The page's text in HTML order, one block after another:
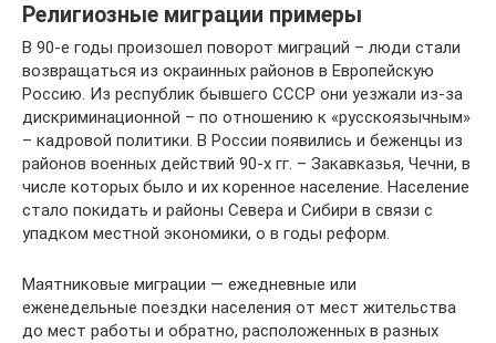
Религиозные миграции примеры
В 90-е годы произошел поворот миграций – люди стали
возвращаться из окраинных районов в Европейскую
Россию. Из республик бывшего СССР они уезжали из-за
дискриминационной – по отношению к «русскоязычным»
– кадровой политики. В России появились и беженцы из
районов военных действий 90-х гг. – Закавказья, Чечни, в
числе которых было и их коренное население. Население
стало покидать и районы Севера и Сибири в связи с
упадком местной экономики, о в годы реформ.
Маятниковые миграции — ежедневные или
еженедельные поездки населения от мест жительства
до мест работы и обратно, расположенных в разных